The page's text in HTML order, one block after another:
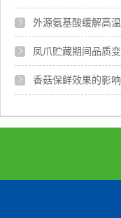
外源氨基酸缓解高
凤爪贮藏期间品质
香菇保鲜效果的影响